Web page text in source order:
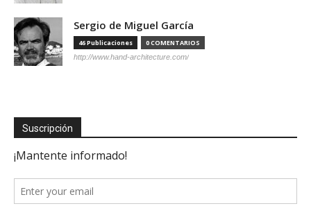
Sergio de Miguel García
46 Publicaciones 0 COMENTARIOS
http://www.hand-architecture.com/
Suscripción